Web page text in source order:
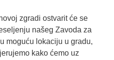
zgradi ostvarit će se
našeg Zavoda za
moguću lokaciju u gradu,
kako ćemo uz